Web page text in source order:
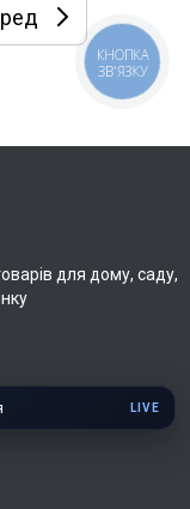
для дому, саду,
LIVE
КНОПКА
ЗВ'ЯЗКУ